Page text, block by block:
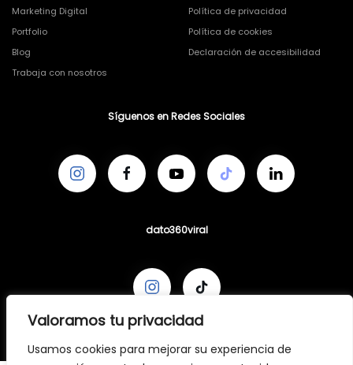
Valoramos tu privacidad
Usamos cookies para mejorar su experiencia de
Marketing Digital
Portfolio
Blog
Trabaja con nosotros
Política de privacidad
Política de cookies
Declaración de accesibilidad
Síguenos en Redes Sociales
dato360viral